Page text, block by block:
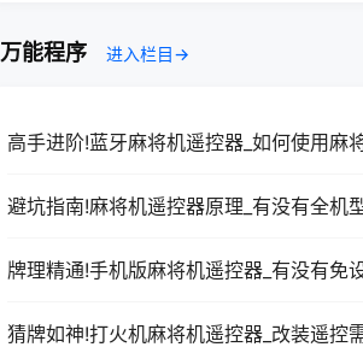
万能程序 进入栏目→
高手进阶!蓝牙麻将机遥控器_如何使用麻
避坑指南!麻将机遥控器原理_有没有全机
牌理精通!手机版麻将机遥控器_有没有免
猜牌如神!打火机麻将机遥控器_改装遥控